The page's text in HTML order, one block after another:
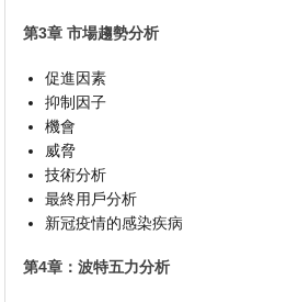
第3章 市場趨勢分析
促進因素
抑制因子
機會
威脅
技術分析
最終用戶分析
新冠疫情的感染疾病
第4章：波特五力分析